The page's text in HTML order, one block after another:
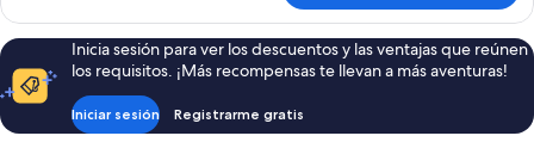
al
mar
doble
estándar,
balcón,
vista
parcial
al
Inicia sesión para ver los descuentos y las ventajas que reúnen
los requisitos. ¡Más recompensas te llevan a más aventuras!
Iniciar sesión Registrarme gratis